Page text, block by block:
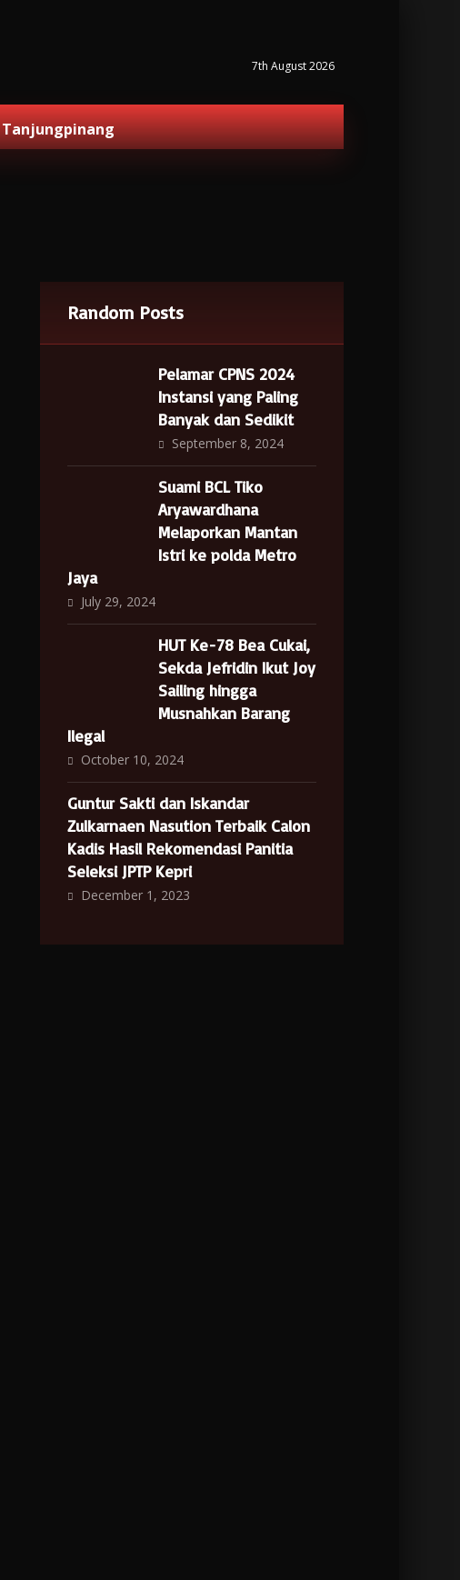
7th August 2026
Tanjungpinang
Random Posts
Pelamar CPNS 2024
Instansi yang Paling
Banyak dan Sedikit
September 8, 2024
Suami BCL Tiko
Aryawardhana
Melaporkan Mantan
Istri ke polda Metro
Jaya
July 29, 2024
HUT Ke-78 Bea Cukai,
Sekda Jefridin Ikut Joy
Sailing hingga
Musnahkan Barang
Ilegal
October 10, 2024
Guntur Sakti dan Iskandar
Zulkarnaen Nasution Terbaik Calon
Kadis Hasil Rekomendasi Panitia
Seleksi JPTP Kepri
December 1, 2023